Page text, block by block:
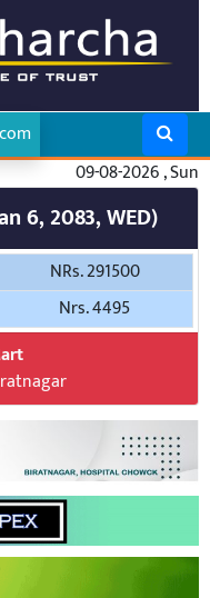
09-08-2026 , Sun
6, 2083, WED)
NRs. 291500
Nrs. 4495